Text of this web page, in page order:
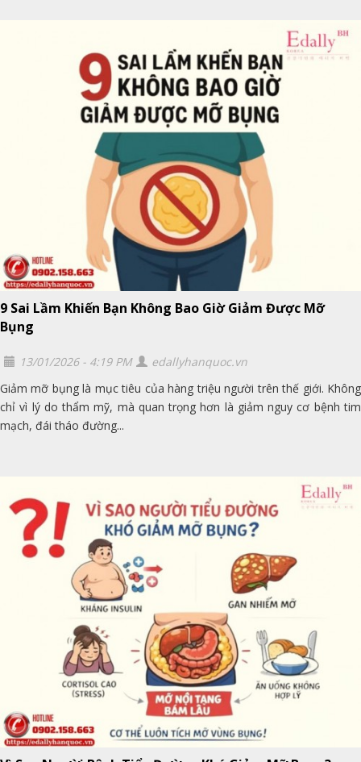
9 Sai Lầm Khiến Bạn Không Bao Giờ Giảm Được Mỡ
Bụng
13/01/2026 - 4:19 PM
edallyhanquoc.vn
Giảm mỡ bụng là mục tiêu của hàng triệu người trên thế giới. Không
chỉ vì lý do thẩm mỹ, mà quan trọng hơn là giảm nguy cơ bệnh tim
mạch, đái tháo đường...